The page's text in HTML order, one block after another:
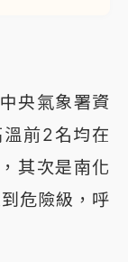
央氣象署資
前2名均在
其次是南化
危險級，呼